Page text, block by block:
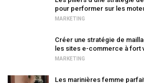
pour performer sur les
MARKETING
Créer une stratégie de
les sites e-commerce à fort
MARKETING
Les marinières femme